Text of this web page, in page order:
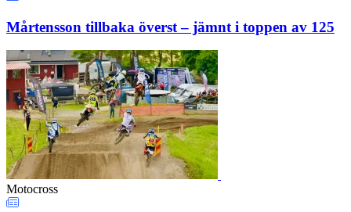
Mårtensson tillbaka överst – jämnt i toppen av 125
Motocross